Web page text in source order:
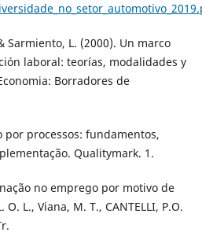
Sarmiento, L. (2000). Un marco
laboral: teorías, modalidades y
Borradores de
por processos: fundamentos,
Qualitymark. 1.
no emprego por motivo de
L., Viana, M. T., CANTELLI, P.O.